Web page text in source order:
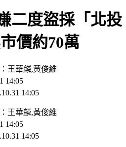
二度盜採「北投
價約70萬
王華麟,黃俊維
14:05
：王華麟,黃俊維
14:05